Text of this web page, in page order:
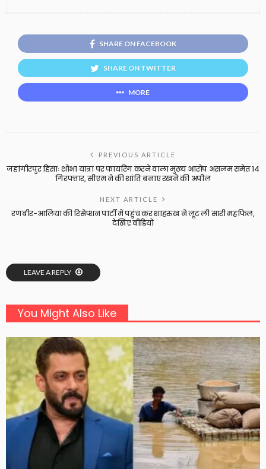
SHARE ON FACEBOOK
SHARE ON TWITTER
MORE
PREVIOUS ARTICLE
जहांगीरपुर हिंसाः शोभा यात्रा पर फायरिंग करने वाला मुख्य आरोप असलम समेत 14
गिरफ्तार, सीएम ने की शांति बनाए रखने की अपील
NEXT ARTICLE
रणबीर-आलिया की रिसेप्शन पार्टी में पहुंच कर शाहरुख ने लूट ली सारी महफिल,
देखिए वीडियो
LEAVE A REPLY
You Might Also Like